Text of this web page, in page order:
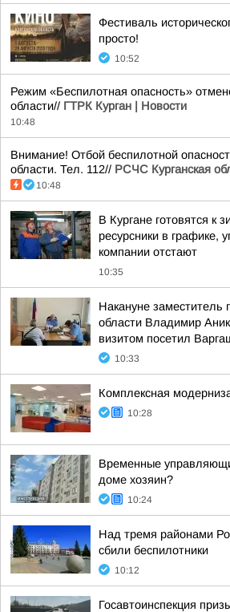
Фестиваль
просто!
10:52
Режим «Беспилотная опасность»
области// ГТРК Курган | Новости
10:48
Внимание! Отбой беспилотной
области. Тел. 112// РСЧС Курганская
10:48
В Кургане готовятся к
ресурсники в графике,
компании отстают
10:35
Накануне заместитель
области Владимир
визитом посетил
10:33
Комплексная
10:28
Временные
доме хозяин?
10:24
Над тремя районами
сбили беспилотники
10:12
Госавтоинспекция